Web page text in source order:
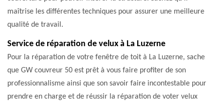
maîtrise les différentes techniques pour assurer une meilleure
qualité de travail.
Service de réparation de velux à La Luzerne
Pour la réparation de votre fenêtre de toit à La Luzerne, sache
que GW couvreur 50 est prêt à vous faire profiter de son
professionnalisme ainsi que son savoir faire incontestable pour
prendre en charge et de réussir la réparation de voter velux